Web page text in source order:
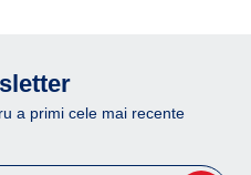
a primi cele mai recente